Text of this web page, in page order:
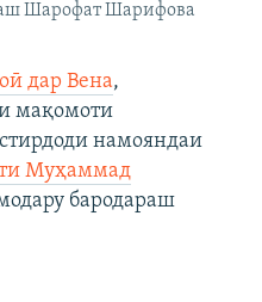
Шарофат Шарифова
дар Вена,
мақомоти
намояндаи
Муҳаммад
бародараш